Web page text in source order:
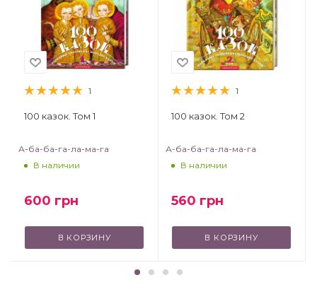
1
100 казок. Том 1
А-ба-ба-га-ла-ма-га
В наличии
600 грн
В КОРЗИНУ
1
100 казок. Том 2
А-ба-ба-га-ла-ма-га
В наличии
560 грн
В КОРЗИНУ